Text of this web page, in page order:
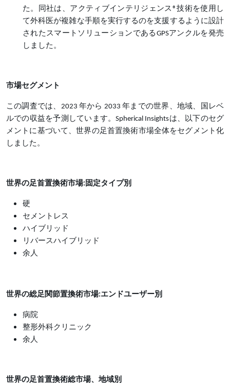
た。同社は、アクティブインテリジェンス®技術を使用し
て外科医が複雑な手順を実行するのを支援するように設計
されたスマートソリューションであるGPSアンクルを発売
しました。
市場セグメント
この調査では、2023 年から 2033 年までの世界、地域、国レベ
ルでの収益を予測しています。Spherical Insightsは、以下のセグ
メントに基づいて、世界の足首置換術市場全体をセグメント化
しました。
世界の足首置換術市場:固定タイプ別
硬
セメントレス
ハイブリッド
リバースハイブリッド
余人
世界の総足関節置換術市場:エンドユーザー別
病院
整形外科クリニック
余人
世界の足首置換術総市場、地域別